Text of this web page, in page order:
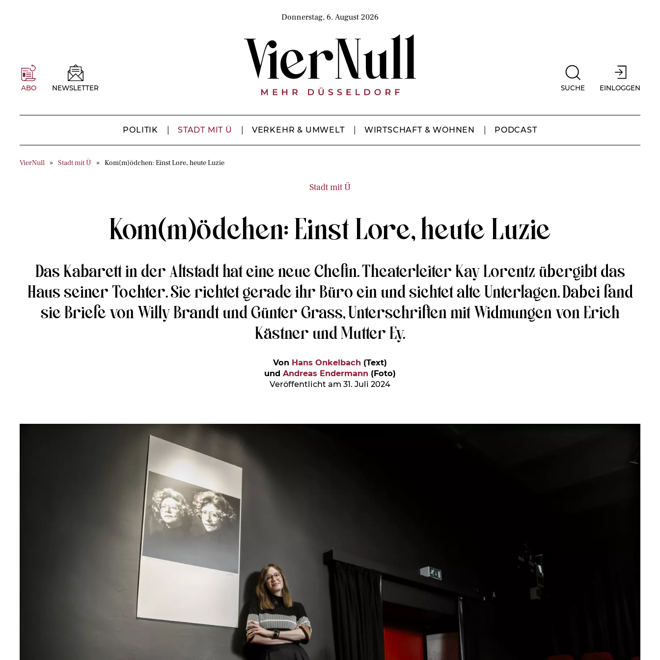
Donnerstag, 6. August 2026
ABO NEWSLETTER SUCHE EINLOGGEN
POLITIK STADT MIT Ü VERKEHR & UMWELT WIRTSCHAFT & WOHNEN PODCAST
VierNull Stadt mit Ü Kom(m)ödchen: Einst Lore, heute Luzie
Stadt mit Ü
Kom(m)ödchen: Einst Lore, heute Luzie
Das Kabarett in der Altstadt hat eine neue Chefin. Theaterleiter Kay Lorentz übergibt das
Haus seiner Tochter. Sie richtet gerade ihr Büro ein und sichtet alte Unterlagen. Dabei fand
sie Briefe von Willy Brandt und Günter Grass, Unterschriften mit Widmungen von Erich
Kästner und Mutter Ey.
Von Hans Onkelbach (Text)
und Andreas Endermann (Foto)
Veröffentlicht am 31. Juli 2024